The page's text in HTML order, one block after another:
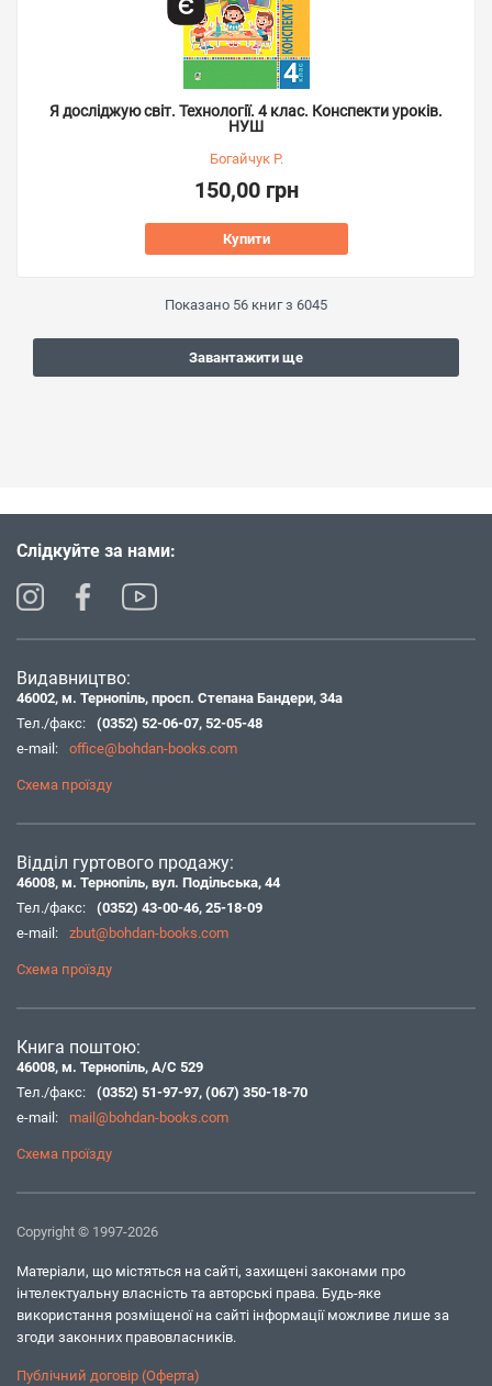
Я досліджую світ. Технології. 4 клас. Конспекти уроків.
НУШ
Богайчук Р.
150,00 грн
Купити
Показано 56 книг з 6045
Завантажити ще
Слідкуйте за нами:
Видавництво:
46002, м. Тернопіль, просп. Степана Бандери, 34а
Тел./факс:
(0352) 52-06-07, 52-05-48
e-mail:
office@bohdan-books.com
Схема проїзду
Відділ гуртового продажу:
46008, м. Тернопіль, вул. Подільська, 44
Тел./факс:
(0352) 43-00-46, 25-18-09
e-mail:
zbut@bohdan-books.com
Схема проїзду
Книга поштою:
46008, м. Тернопіль, А/С 529
Тел./факс:
(0352) 51-97-97, (067) 350-18-70
e-mail:
mail@bohdan-books.com
Схема проїзду
Copyright © 1997-2026
Матеріали, що містяться на сайті, захищені законами про
інтелектуальну власність та авторські права. Будь-яке
використання розміщеної на сайті інформації можливе лише за
згоди законних правовласників.
Публічний договір (Оферта)